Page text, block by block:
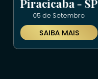
Piracicaba - SP
05 de Setembro
SAIBA MAIS